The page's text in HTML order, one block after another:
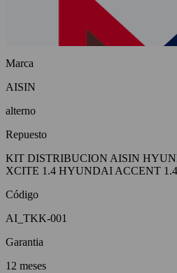
Marca
AISIN
alterno
Repuesto
KIT DISTRIBUCION AISIN
XCITE 1.4 HYUNDAI ACCENT 1.4
Código
AI_TKK-001
Garantia
12 meses